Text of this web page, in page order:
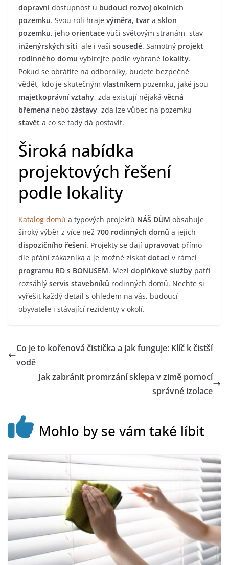
dopravní dostupnost u budoucí rozvoj okolních
pozemků. Svou roli hraje výměra, tvar a sklon
pozemku, jeho orientace vůči světovým stranám, stav
inženýrských sítí, ale i vaši sousedé. Samotný projekt
rodinného domu vybírejte podle vybrané lokality.
Pokud se obrátíte na odborníky, budete bezpečně
vědět, kdo je skutečným vlastníkem pozemku, jaké jsou
majetkoprávní vztahy, zda existují nějaká věcná
břemena nebo zástavy, zda lze vůbec na pozemku
stavět a co se tady dá postavit.
Široká nabídka
projektových řešení
podle lokality
Katalog domů a typových projektů NÁŠ DŮM obsahuje
široký výběr z více než 700 rodinných domů a jejich
dispozičního řešení. Projekty se dají upravovat přímo
dle přání zákazníka a je možné získat dotaci v rámci
programu RD s BONUSEM. Mezi doplňkové služby patří
rozsáhlý servis stavebníků rodinných domů. Nechte si
vyřešit každý detail s ohledem na vás, budoucí
obyvatele i stávající rezidenty v okolí.
Co je to kořenová čistička a jak funguje: Klíč k čistší
vodě
Jak zabránit promrzání sklepa v zimě pomocí
správné izolace
Mohlo by se vám také líbit